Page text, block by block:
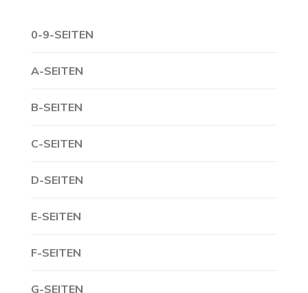
0-9-SEITEN
A-SEITEN
B-SEITEN
C-SEITEN
D-SEITEN
E-SEITEN
F-SEITEN
G-SEITEN